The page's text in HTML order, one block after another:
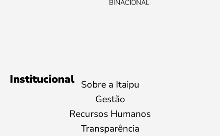
Institucional Sobre a Itaipu
Gestão
Recursos Humanos
Transparência